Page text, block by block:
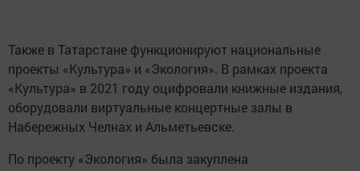
Также в Татарстане функционируют национальные
проекты «Культура» и «Экология». В рамках проекта
«Культура» в 2021 году оцифровали книжные издания,
оборудовали виртуальные концертные залы в
Набережных Челнах и Альметьевске.
По проекту «Экология» была закуплена